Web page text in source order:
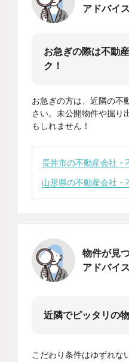
アドバイ
お急ぎの際は不動
ク！
お急ぎの方は、近隣の不
さい。未公開物件や掘り
もしれません！
長井市の不動産会社・
山形県の不動産会社・
物件が見
アドバイ
近隣でピッタリの
こだわり条件はゆずれ